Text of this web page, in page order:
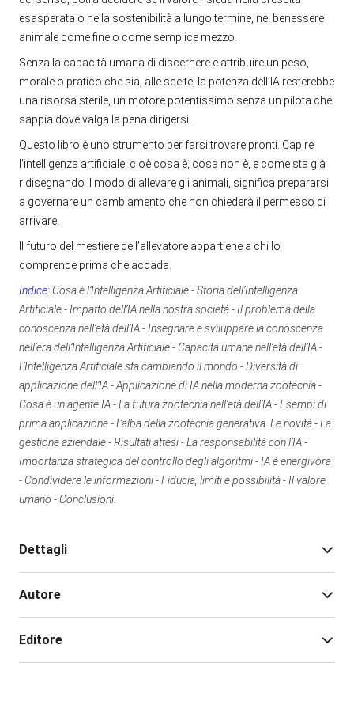
esasperata o nella sostenibilità a lungo termine, nel benessere
animale come fine o come semplice mezzo.
Senza la capacità umana di discernere e attribuire un peso,
morale o pratico che sia, alle scelte, la potenza dell’IA resterebbe
una risorsa sterile, un motore potentissimo senza un pilota che
sappia dove valga la pena dirigersi.
Questo libro è uno strumento per farsi trovare pronti. Capire
l’intelligenza artificiale, cioè cosa è, cosa non è, e come sta già
ridisegnando il modo di allevare gli animali, significa prepararsi
a governare un cambiamento che non chiederà il permesso di
arrivare.
Il futuro del mestiere dell’allevatore appartiene a chi lo
comprende prima che accada.
Indice: Cosa è l’Intelligenza Artificiale - Storia dell’Intelligenza
Artificiale - Impatto dell’IA nella nostra società - Il problema della
conoscenza nell’età dell’IA - Insegnare e sviluppare la conoscenza
nell’era dell’Intelligenza Artificiale - Capacità umane nell’età dell’IA -
L’Intelligenza Artificiale sta cambiando il mondo - Diversità di
applicazione dell’IA - Applicazione di IA nella moderna zootecnia -
Cosa è un agente IA - La futura zootecnia nell’età dell’IA - Esempi di
prima applicazione - L’alba della zootecnia generativa. Le novità - La
gestione aziendale - Risultati attesi - La responsabilità con l’IA -
Importanza strategica del controllo degli algoritmi - IA è energivora
- Condividere le informazioni - Fiducia, limiti e possibilità - Il valore
umano - Conclusioni.
Dettagli
Pagine:
Autore
Editore